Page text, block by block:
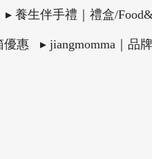
▸ 養生伴手禮｜禮盒/
優惠 ▸ jiangmomma｜品